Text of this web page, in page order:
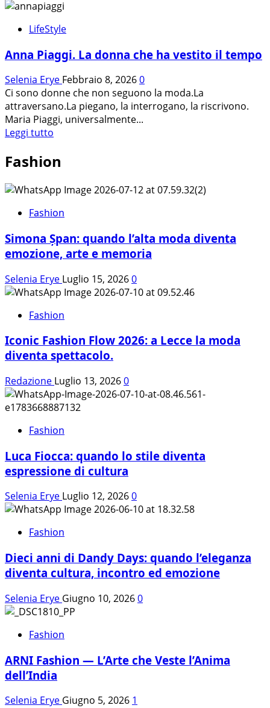
LifeStyle
Anna Piaggi. La donna che ha vestito il tempo
Selenia Erye Febbraio 8, 20260
Ci sono donne che non seguono la moda.La
attraversano.La piegano, la interrogano, la riscrivono.
Maria Piaggi, universalmente...
Leggi tutto
più
Anna
Piaggi.
La
che
ha
il
tempo
Fashion
Fashion
Simona Șpan: quando l’alta moda diventa
emozione, arte e memoria
Selenia Erye Luglio 15, 20260
Fashion
Iconic Fashion Flow 2026: a Lecce la moda
diventa spettacolo.
Redazione Luglio 13, 20260
Fashion
Luca Fiocca: quando lo stile diventa
espressione di cultura
Selenia Erye Luglio 12, 20260
Fashion
Dieci anni di Dandy Days: quando l’eleganza
diventa cultura, incontro ed emozione
Selenia Erye Giugno 10, 20260
Fashion
ARNI Fashion — L’Arte che Veste l’Anima
dell’India
Selenia Erye Giugno 5, 2026 1